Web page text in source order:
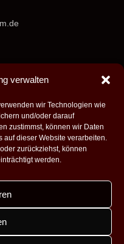
verwalten
wir Technologien wie
und/oder darauf
zustimmst, können wir Daten
auf dieser Website verarbeiten.
zurückziehst, können
werden.
Erlebnisraum GmbH|
aus Saarbrücken